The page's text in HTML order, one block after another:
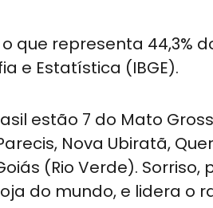
que representa 44,3%
e Estatística (IBGE).
estão 7 do Mato
Nova Ubiratã,
(Rio Verde). Sorriso,
do mundo, e lidera o